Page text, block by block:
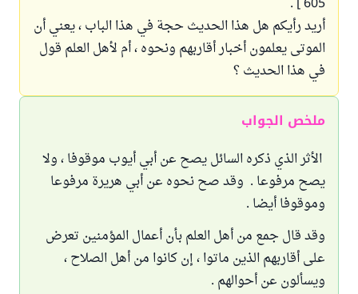
أريد رأيكم هل هذا الحديث حجة في هذا الباب ، يعني أن
الموتى يعلمون أخبار أقاربهم ونحوه ، أم لأهل العلم قول
في هذا الحديث ؟
ملخص الجواب
الأثر الذي ذكره السائل يصح عن أبي أيوب موقوفا ، ولا
يصح مرفوعا . وقد صح نحوه عن أبي هريرة مرفوعا
وموقوفا أيضا .
وقد قال جمع من أهل العلم بأن أعمال المؤمنين تعرض
على أقاربهم الذين ماتوا ، إن كانوا من أهل الصلاح ،
ويسألون عن أحوالهم .